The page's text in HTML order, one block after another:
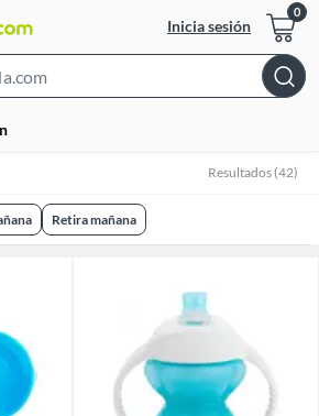
Inicia sesión
Bar
Resultados (42)
Retira mañana